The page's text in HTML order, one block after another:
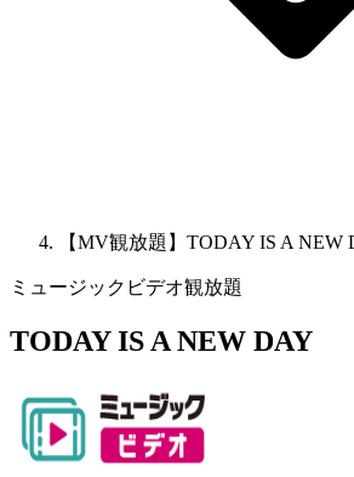
【MV観放題】TODAY IS A NEW
ミュージックビデオ観放題
TODAY IS A NEW DAY